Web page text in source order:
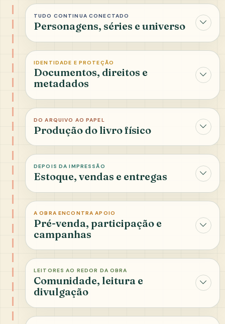
TUDO CONTINUA CONECTADO
Personagens, séries e universo
IDENTIDADE E PROTEÇÃO
Documentos, direitos e
metadados
DO ARQUIVO AO PAPEL
Produção do livro físico
DEPOIS DA IMPRESSÃO
Estoque, vendas e entregas
A OBRA ENCONTRA APOIO
Pré-venda, participação e
campanhas
LEITORES AO REDOR DA OBRA
Comunidade, leitura e
divulgação